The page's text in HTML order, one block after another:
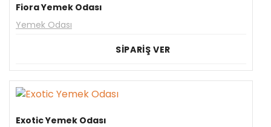
Fiora Yemek Odası
Yemek Odası
SİPARİŞ VER
Exotic Yemek Odası